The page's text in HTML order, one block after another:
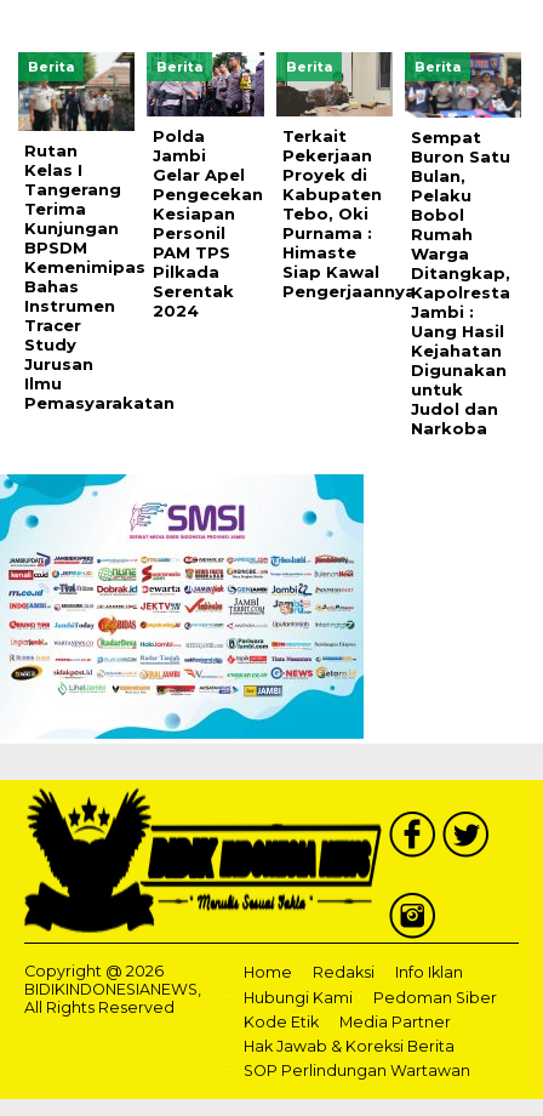
Berita
Rutan
Kelas I
Tangerang
Terima
Kunjungan
BPSDM
Kemenimipas
Bahas
Instrumen
Tracer
Study
Jurusan
Ilmu
Pemasyarakatan
Berita
Polda
Jambi
Gelar Apel
Pengecekan
Kesiapan
Personil
PAM TPS
Pilkada
Serentak
2024
Berita
Terkait
Pekerjaan
Proyek di
Kabupaten
Tebo, Oki
Purnama :
Himaste
Siap Kawal
Pengerjaannya
Berita
Sempat
Buron Satu
Bulan,
Pelaku
Bobol
Rumah
Warga
Ditangkap,
Kapolresta
Jambi :
Uang Hasil
Kejahatan
Digunakan
untuk
Judol dan
Narkoba
Copyright @ 2026
BIDIKINDONESIANEWS,
All Rights Reserved
Home Redaksi
Info Iklan
Hubungi Kami
Pedoman Siber
Kode Etik
Media Partner
Hak Jawab & Koreksi Berita
SOP Perlindungan Wartawan